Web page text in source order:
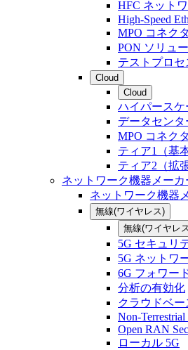
HFC ネット
High-Speed
MPO コネク
PON ソリュ
テストプロセ
Cloud
Cloud
ハイパースケ
データセンタ
MPO コネク
ティア1（基
ティア2（拡
ネットワーク機器メーカ
ネットワーク機器
無線(ワイヤレス)
無線(ワイヤレ
5G セキュリ
5G ネットワ
6G フォワー
分析の有効化
クラウドベー
Non-
Open RAN
ローカル 5G